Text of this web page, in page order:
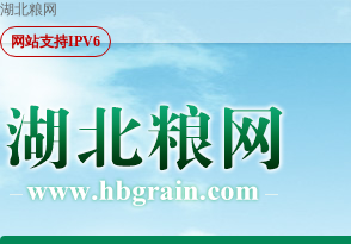
湖北粮网
网站支持IPV6